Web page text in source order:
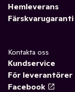
Hemleverans
Färskvarugaranti
Kontakta oss
Kundservice
För leverantörer
Facebook